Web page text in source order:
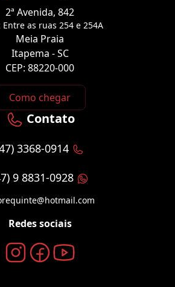
2ª Avenida, 842
Entre as ruas 254 e 254A
Meia Praia
Itapema - SC
CEP: 88220-000
Como chegar
Contato
3368-0914
9 8831-0928
Redes sociais